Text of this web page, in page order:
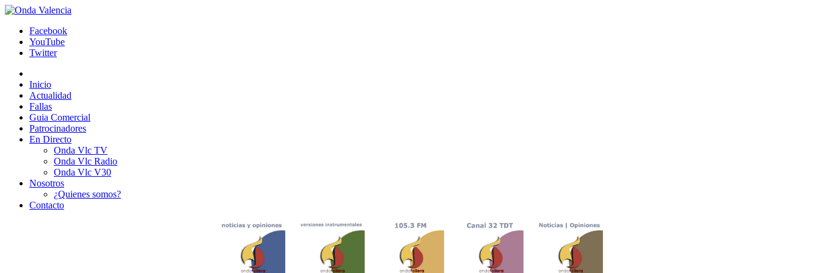
Facebook
YouTube
Twitter
Inicio
Actualidad
Fallas
Guia Comercial
Patrocinadores
En Directo
Onda Vlc TV
Onda Vlc Radio
Onda Vlc V30
Nosotros
¿Quienes somos?
Contacto